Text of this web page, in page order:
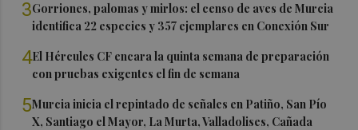
3Gorriones, palomas y mirlos: el censo de aves de Murcia
identifica 22 especies y 357 ejemplares en Conexión Sur
4El Hércules CF encara la quinta semana de preparación
con pruebas exigentes el fin de semana
5Murcia inicia el repintado de señales en Patiño, San Pío
X, Santiago el Mayor, La Murta, Valladolises, Cañada